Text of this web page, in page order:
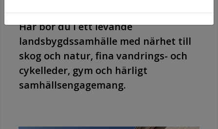
Här bor du i ett levande
landsbygdssamhälle med närhet till
skog och natur, fina vandrings- och
cykelleder, gym och härligt
samhällsengagemang.